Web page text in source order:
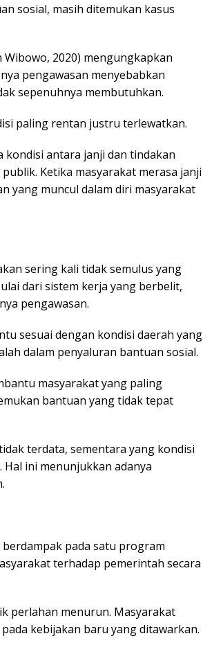
sosial, masih ditemukan kasus
Wibowo, 2020) mengungkapkan
pengawasan menyebabkan
sepenuhnya membutuhkan.
paling rentan justru terlewatkan.
kondisi antara janji dan tindakan
Ketika masyarakat merasa janji
yang muncul dalam diri masyarakat
sering kali tidak semulus yang
dari sistem kerja yang berbelit,
pengawasan.
sesuai dengan kondisi daerah yang
dalam penyaluran bantuan sosial.
masyarakat yang paling
bantuan yang tidak tepat
terdata, sementara yang kondisi
ini menunjukkan adanya
pada satu program
terhadap pemerintah secara
perlahan menurun. Masyarakat
kebijakan baru yang ditawarkan.